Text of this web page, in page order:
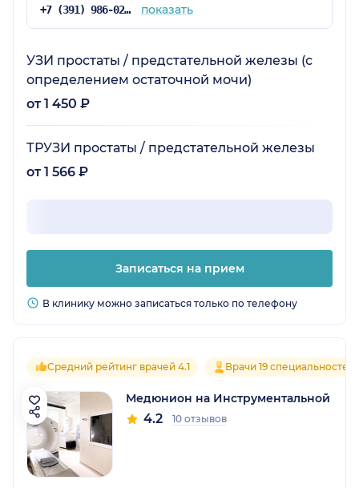
+7 (391) 986-02-13 показать
УЗИ простаты / предстательной железы (с
определением остаточной мочи)
от 1 450 ₽
ТРУЗИ простаты / предстательной железы
от 1 566 ₽
Записаться на прием
В клинику можно записаться только по телефону
Средний рейтинг врачей 4.1 Врачи 19 специальностей
Медюнион на Инструментальной
4.2 10 отзывов